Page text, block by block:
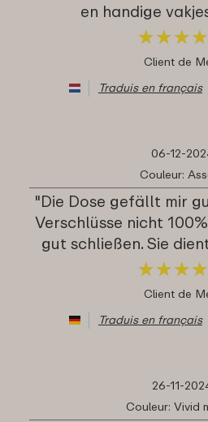
en handige
★★★★
★★★★
Client de
Traduis en français
06-12-
Couleur:
"Die Dose gefällt mir
Verschlüsse nicht
gut schließen. Sie
★★★★
★★★★
Client de
Traduis en français
26-11-
Couleur: Vivid